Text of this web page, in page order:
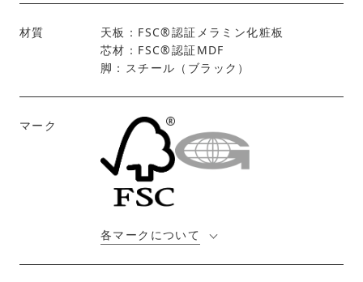
材質
天板：FSC®︎認証メラミン化粧板
芯材：FSC®︎認証MDF
脚：スチール（ブラック）
マーク
各マークについて